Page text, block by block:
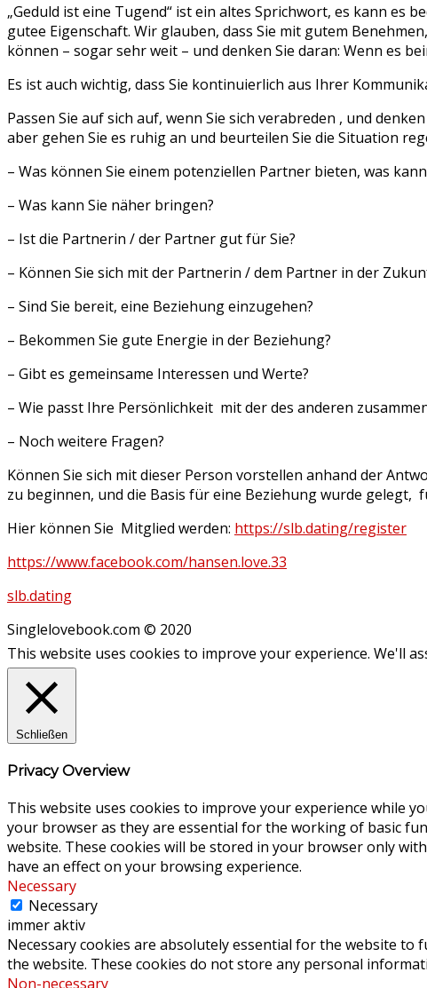
„Geduld ist eine Tugend“ ist ein altes Sprichwort, es kann es
gutee Eigenschaft. Wir glauben, dass Sie mit gutem
können – sogar sehr weit – und denken Sie daran: Wenn es
Es ist auch wichtig, dass Sie kontinuierlich aus Ihrer
Passen Sie auf sich auf, wenn Sie sich verabreden , und
aber gehen Sie es ruhig an und beurteilen Sie die Situation
– Was können Sie einem potenziellen Partner bieten, was
– Was kann Sie näher bringen?
– Ist die Partnerin / der Partner gut für Sie?
– Können Sie sich mit der Partnerin / dem Partner in der
– Sind Sie bereit, eine Beziehung einzugehen?
– Bekommen Sie gute Energie in der Beziehung?
– Gibt es gemeinsame Interessen und Werte?
– Wie passt Ihre Persönlichkeit mit der des anderen
– Noch weitere Fragen?
Können Sie sich mit dieser Person vorstellen anhand der
zu beginnen, und die Basis für eine Beziehung wurde gelegt,
Hier können Sie Mitglied werden: https://slb.dating/register
https://www.facebook.com/hansen.love.33
slb.dating
Singlelovebook.com © 2020
This website uses cookies to improve your experience. We'll
Schließen
Privacy Overview
This website uses cookies to improve your experience while
your browser as they are essential for the working of basic
website. These cookies will be stored in your browser only
have an effect on your browsing experience.
Necessary
Necessary
immer aktiv
Necessary cookies are absolutely essential for the website
the website. These cookies do not store any personal
Non-necessary